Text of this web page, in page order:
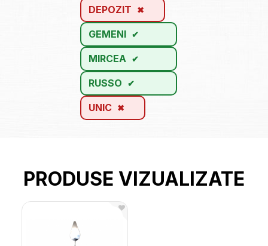
DEPOZIT
GEMENI
MIRCEA
RUSSO
UNIC
PRODUSE VIZUALIZATE